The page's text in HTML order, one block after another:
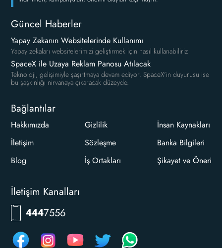
Güncel Haberler
Yapay Zekanın Websitelerinde Kullanımı
Yapay zekaları websitelerimizi geliştirmek için nasıl kullanabiliriz
SpaceX ile Uzaya Reklam Panosu Atılacak
Teknoloji, gelişimiyle şaşırtmaya devam ediyor. SpaceX'in duyurusu ise
bu şaşkınlığı nirvanaya çıkaracak düzeyde.
Bağlantılar
Hakkımızda
İletişim
Blog
Gizlilik
Sözleşme
İş Ortakları
İnsan Kaynakları
Banka Bilgileri
Şikayet ve Öneri
İletişim Kanalları
444RKLM